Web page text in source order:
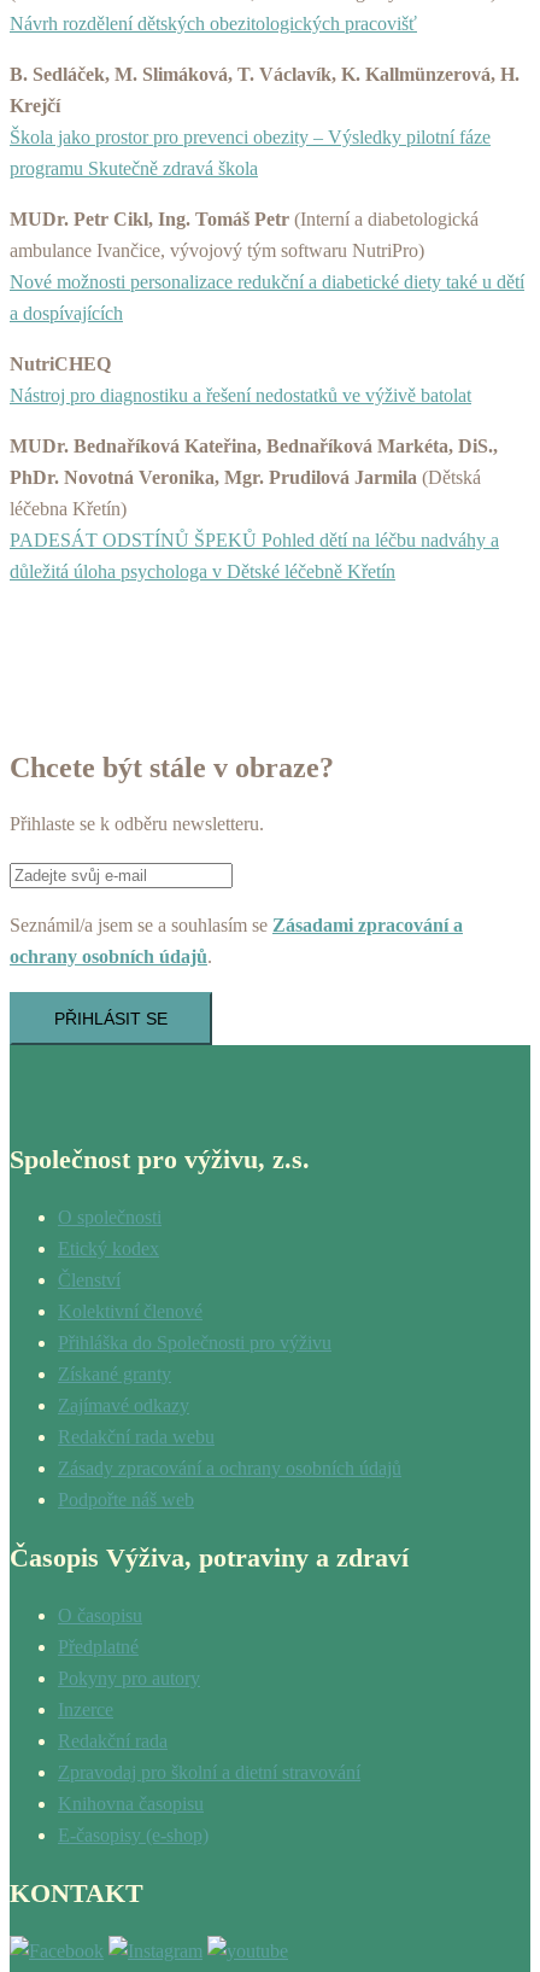
Návrh rozdělení dětských obezitologických pracovišť
B. Sedláček, M. Slimáková, T. Václavík, K. Kallmünzerová, H.
Krejčí
Škola jako prostor pro prevenci obezity – Výsledky pilotní fáze
programu Skutečně zdravá škola
MUDr. Petr Cikl, Ing. Tomáš Petr (Interní a diabetologická
ambulance Ivančice, vývojový tým softwaru NutriPro)
Nové možnosti personalizace redukční a diabetické diety také u dětí
a dospívajících
NutriCHEQ
Nástroj pro diagnostiku a řešení nedostatků ve výživě batolat
MUDr. Bednaříková Kateřina, Bednaříková Markéta, DiS.,
PhDr. Novotná Veronika, Mgr. Prudilová Jarmila (Dětská
léčebna Křetín)
PADESÁT ODSTÍNŮ ŠPEKŮ Pohled dětí na léčbu nadváhy a
důležitá úloha psychologa v Dětské léčebně Křetín
Chcete být stále v obraze?
Přihlaste se k odběru newsletteru.
Seznámil/a jsem se a souhlasím se Zásadami zpracování a
ochrany osobních údajů.
PŘIHLÁSIT SE
Společnost pro výživu, z.s.
O společnosti
Etický kodex
Členství
Kolektivní členové
Přihláška do Společnosti pro výživu
Získané granty
Zajímavé odkazy
Redakční rada webu
Zásady zpracování a ochrany osobních údajů
Podpořte náš web
Časopis Výživa, potraviny a zdraví
O časopisu
Předplatné
Pokyny pro autory
Inzerce
Redakční rada
Zpravodaj pro školní a dietní stravování
Knihovna časopisu
E-časopisy (e-shop)
KONTAKT